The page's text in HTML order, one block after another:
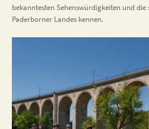
bekanntesten Sehenswürdigkeiten und
Paderborner Landes kennen.